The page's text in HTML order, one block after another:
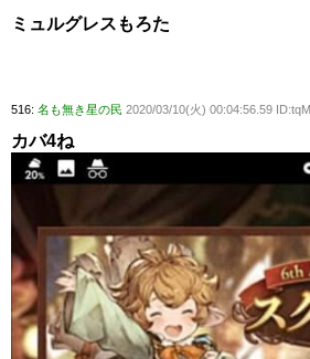
ミュルグレスもろた
516: 名も無き星の民 2020/03/10(火) 00:04:56.59
カバ4ね